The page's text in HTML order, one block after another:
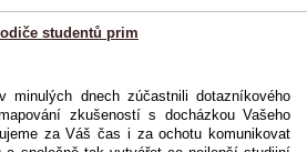
studentů prim
dnech zúčastnili dotazníkového
zkušeností s docházkou Vašeho
za Váš čas i za ochotu komunikovat